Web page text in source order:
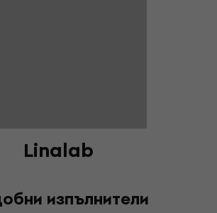
Linalab
изпълнители